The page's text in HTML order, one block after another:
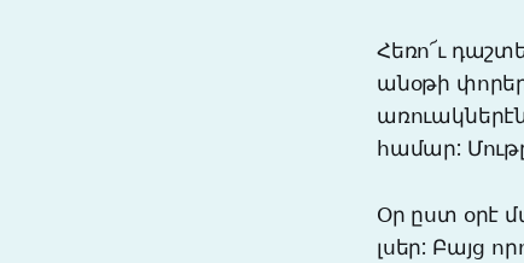
Հեռո՜ւ
անօթի
համար:
Օր ըստ օրէ
լսեր: Բայց